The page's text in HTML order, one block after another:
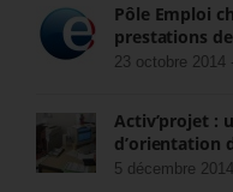
Pôle Emploi
prestations
23 octobre 2014
Activ’projet :
d’orientation
5 décembre